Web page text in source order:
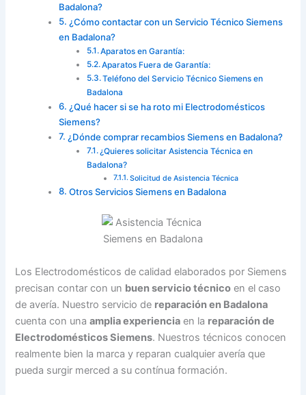
Badalona?
¿Cómo contactar con un Servicio Técnico Siemens
en Badalona?
Aparatos en Garantía:
Aparatos Fuera de Garantía:
Teléfono del Servicio Técnico Siemens en
Badalona
¿Qué hacer si se ha roto mi Electrodomésticos
Siemens?
¿Dónde comprar recambios Siemens en Badalona?
¿Quieres solicitar Asistencia Técnica en
Badalona?
Solicitud de Asistencia Técnica
Otros Servicios Siemens en Badalona
Los Electrodomésticos de calidad elaborados por Siemens
precisan contar con un buen servicio técnico en el caso
de avería. Nuestro servicio de reparación en Badalona
cuenta con unaamplia experiencia en la reparación de
Electrodomésticos Siemens. Nuestros técnicos conocen
realmente bien la marca y reparan cualquier avería que
pueda surgir merced a su contínua formación.